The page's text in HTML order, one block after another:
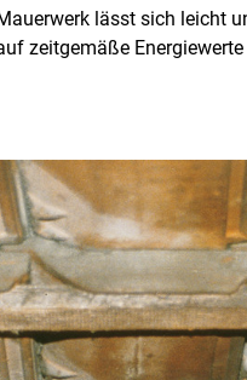
lässt sich leicht
zeitgemäße